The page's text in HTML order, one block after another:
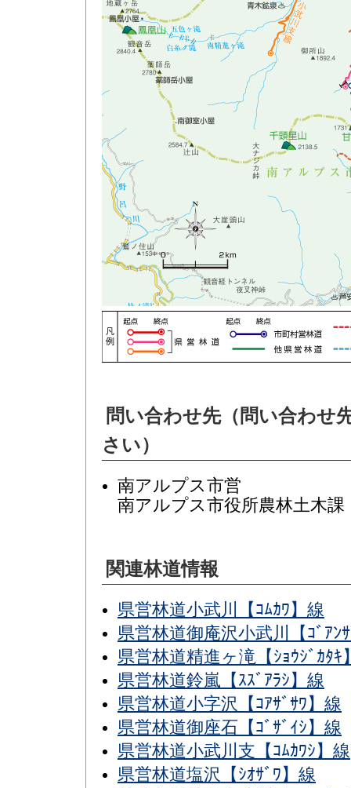
問い合わせ先（問い合わせ
さい）
南アルプス市営
南アルプス市役所農林土木
関連林道情報
県営林道小武川【ｺﾑｶﾜ】線
県営林道御庵沢小武川【ｺﾞｱﾝ
県営林道精進ヶ滝【ｼｮｳｼﾞｶﾀｷ
県営林道鈴嵐【ｽｽﾞｱﾗｼ】線
県営林道小字沢【ｺｱｻﾞｻﾜ】線
県営林道御座石【ｺﾞｻﾞｲｼ】線
県営林道小武川支【ｺﾑｶﾜｼ】線
県営林道塩沢【ｼｵｻﾞﾜ】線